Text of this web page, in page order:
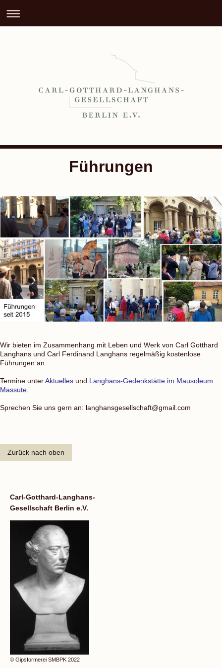
Führungen
Wir bieten im Zusammenhang mit Leben und Werk von Carl Gotthard
Langhans und Carl Ferdinand Langhans regelmäßig kostenlose
Führungen an.
Termine unterAktuelles und Langhans-Gedenkstätte im Mausoleum
Massute
Sprechen Sie uns gern an: langhansgesellschaft@gmail.com
Zurück nach oben
Carl-Gotthard-Langhans-
Gesellschaft Berlin e.V.
© Gipsformerei SMBPK 2022